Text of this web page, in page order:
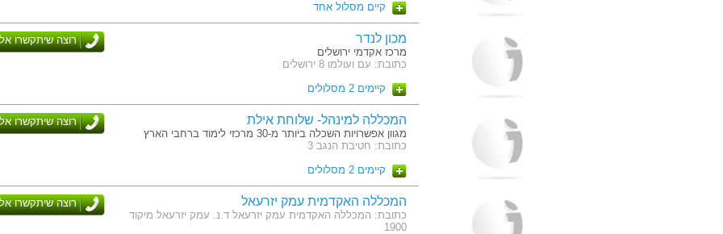
קיים מסלול אחד
מכון לנדר
מרכז אקדמי ירושלים
כתובת: עם ועולמו 8 ירושלים
רוצה שיתקשרו
קיימים 2 מסלולים
המכללה למינהל- שלוחת אילת
מגוון אפשרויות השכלה ביותר מ-30 מרכזי לימוד ברחבי הארץ
כתובת: חטיבת הנגב 3
רוצה שיתקשרו
קיימים 2 מסלולים
המכללה האקדמית עמק יזרעאל
כתובת: המכללה האקדמית עמק יזרעאל ד.נ. עמק יזרעאל מיקוד
1900
רוצה שיתקשרו